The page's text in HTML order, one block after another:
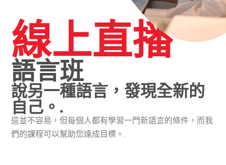
線上直播
語言班
說另一種語言，發現全新的
自己。.
這並不容易，但每個人都有學習一門新語言的條件，而我
們的課程可以幫助您達成目標。.